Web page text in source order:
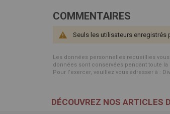
COMMENTAIRES
Seuls les utilisateurs enregistrés
Les données personnelles recueillies
données sont conservées pendant toute
Pour l’exercer, veuillez vous adresser à :
DÉCOUVREZ NOS ARTICLES